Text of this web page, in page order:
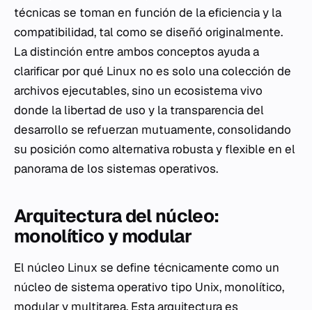
técnicas se toman en función de la eficiencia y la
compatibilidad, tal como se diseñó originalmente.
La distinción entre ambos conceptos ayuda a
clarificar por qué Linux no es solo una colección de
archivos ejecutables, sino un ecosistema vivo
donde la libertad de uso y la transparencia del
desarrollo se refuerzan mutuamente, consolidando
su posición como alternativa robusta y flexible en el
panorama de los sistemas operativos.
Arquitectura del núcleo:
monolítico y modular
El núcleo Linux se define técnicamente como un
núcleo de sistema operativo tipo Unix, monolítico,
modular y multitarea. Esta arquitectura es